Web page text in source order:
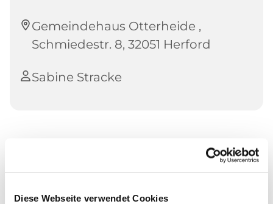
Diese Webseite verwendet Cookies
Gemeindehaus Otterheide ,
Schmiedestr. 8, 32051 Herford
Sabine Stracke